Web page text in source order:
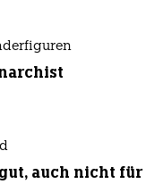
auch nicht für